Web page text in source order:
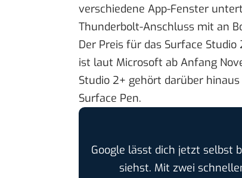
verschiedene App-Fenster
Thunderbolt-Anschluss mit an
Der Preis für das Surface
ist laut Microsoft ab Anfang
Studio 2+ gehört darüber
Surface Pen.
Google lässt dich jetzt selbst
siehst. Mit zwei